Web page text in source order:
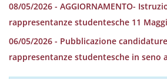
08/05/2026 - AGGIORNAMENTO-
rappresentanze studentesche 11
06/05/2026 - Pubblicazione
rappresentanze studentesche in seno